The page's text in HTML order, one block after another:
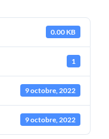
0.00 KB
1
9 octobre, 2022
9 octobre, 2022